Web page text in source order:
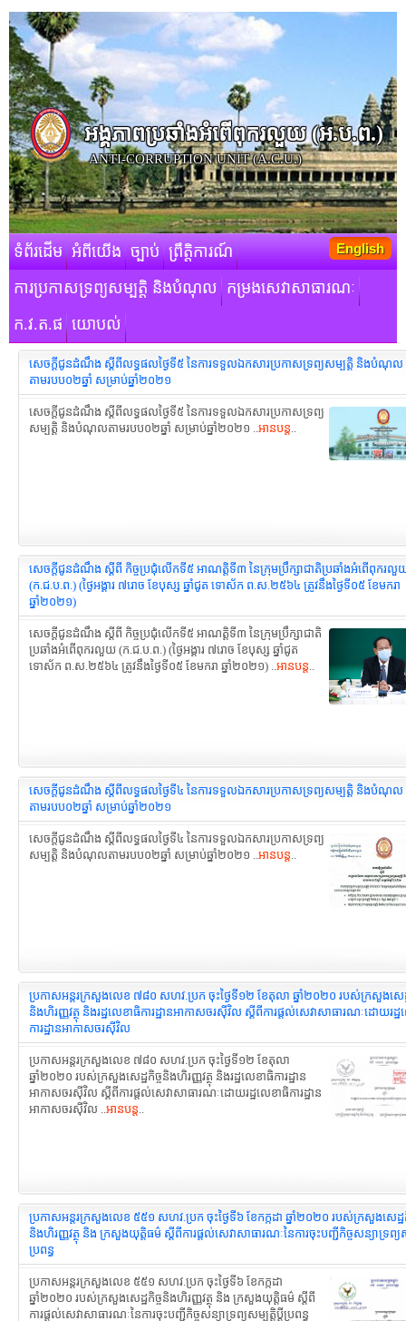
អង្គភាពប្រឆាំងអំពើពុករលួយ​ (អ.ប.ព.)
ANTI-CORRUPTION UNIT (A.C.U.)
ទំព័រដើម អំពីយើង ច្បាប់ ព្រឹត្តិការណ៍
ការប្រកាសទ្រព្យសម្បត្តិ និងបំណុល កម្រងសេវាសាធារណៈ
ក.វ.ត.ផ យោបល់
English
សេចក្ដីជូនដំណឹង ស្ដីពីលទ្ធផលថ្ងៃទី៥ នៃការទទួលឯកសារប្រកាសទ្រព្យសម្បត្តិ និងបំណុល
តាមរបប០២ឆ្នាំ សម្រាប់ឆ្នាំ២០២១
សេចក្ដីជូនដំណឹង ស្ដីពីលទ្ធផលថ្ងៃទី៥ នៃការទទួលឯកសារប្រកាសទ្រព្យ
សម្បត្តិ និងបំណុលតាមរបប០២ឆ្នាំ សម្រាប់ឆ្នាំ២០២១ ..អានបន្ត..
សេចក្តីជូនដំណឹង ស្តីពី កិច្ចប្រជុំលើកទី៥ អាណត្តិទី៣ នៃក្រុមប្រឹក្សាជាតិ​ប្រឆាំងអំពើពុករលួ
(ក.ជ.ប.ព.) (ថ្ងៃអង្គារ ៧រោច ខែបុស្ស ឆ្នាំជូត ទោស័ក ព.ស.២៥៦៤ ត្រូវនឹងថ្ងៃទី០៥ ខែមករា
ឆ្នាំ២០២១)
សេចក្តីជូនដំណឹង ស្តីពី កិច្ចប្រជុំលើកទី៥ អាណត្តិទី៣ នៃក្រុមប្រឹក្សាជាតិ​
ប្រឆាំងអំពើពុករលួយ (ក.ជ.ប.ព.) (ថ្ងៃអង្គារ ៧រោច ខែបុស្ស ឆ្នាំជូត
ទោស័ក ព.ស.២៥៦៤ ត្រូវនឹងថ្ងៃទី០៥ ខែមករា ឆ្នាំ២០២១) ..អានបន្ត..
សេចក្ដីជូនដំណឹង ស្ដីពីលទ្ធផលថ្ងៃទី៤ នៃការទទួលឯកសារប្រកាស​ទ្រព្យសម្បត្តិ និងបំណុល
តាមរបប០២ឆ្នាំ សម្រាប់ឆ្នាំ២០២១
សេចក្ដីជូនដំណឹង ស្ដីពីលទ្ធផលថ្ងៃទី៤ នៃការទទួលឯកសារប្រកាស​ទ្រព្យ
សម្បត្តិ និងបំណុលតាមរបប០២ឆ្នាំ សម្រាប់ឆ្នាំ២០២១ ..អានបន្ត..
ប្រកាសអន្តរក្រសួងលេខ ៧៨០ សហវ.ប្រក ចុះថ្ងៃទី១២ ខែតុលា ឆ្នាំ២០២០ របស់ក្រសួងសេដ្
និងហិរញ្ញវត្ថុ និងរដ្ឋលេខាធិការដ្ឋាន​អាកាសចរស៊ីវិល ស្ដីពីការផ្ដល់សេវាសាធារណៈ​ដោយរដ្
ការដ្ឋានអាកាសចរស៊ីវិល
ប្រកាសអន្តរក្រសួងលេខ ៧៨០ សហវ.ប្រក ចុះថ្ងៃទី១២ ខែតុលា
ឆ្នាំ២០២០ របស់ក្រសួងសេដ្ឋកិច្ចនិងហិរញ្ញវត្ថុ និងរដ្ឋលេខាធិការដ្ឋាន​
អាកាសចរស៊ីវិល ស្ដីពីការផ្ដល់សេវាសាធារណៈ​ដោយរដ្ឋលេខាធិការដ្ឋាន
អាកាសចរស៊ីវិល ..អានបន្ត..
ប្រកាសអន្តរក្រសួងលេខ ៥៥១ សហវ.ប្រក ចុះថ្ងៃទី៦ ខែកក្កដា ឆ្នាំ២០២០ របស់ក្រសួងសេដ្ឋ
និងហិរញ្ញវត្ថុ និង ក្រសួងយុត្តិធម៌ ស្តីពីការផ្តល់សេវាសាធារណៈនៃការចុះបញ្ជីកិច្ចសន្យា​ទ្រព្យស
ប្រពន្ធ
ប្រកាសអន្តរក្រសួងលេខ ៥៥១ សហវ.ប្រក ចុះថ្ងៃទី៦ ខែកក្កដា
ឆ្នាំ២០២០ របស់ក្រសួងសេដ្ឋកិច្ចនិងហិរញ្ញវត្ថុ និង ក្រសួងយុត្តិធម៌ ស្តីពី
ការផ្តល់សេវាសាធារណៈនៃការចុះបញ្ជីកិច្ចសន្យា​ទ្រព្យសម្បត្តិប្តីប្រពន្ធ